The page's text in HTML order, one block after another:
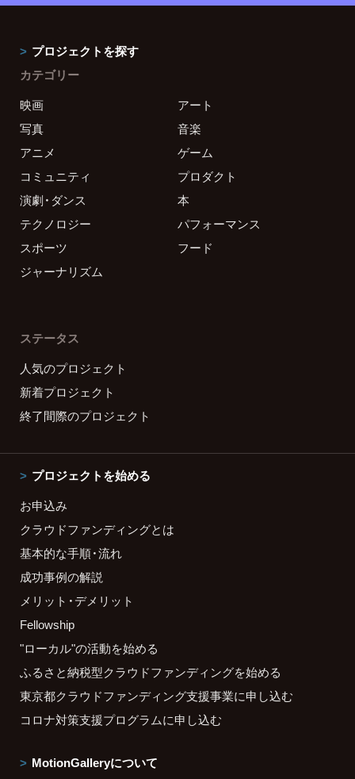
プロジェクトを探す
カテゴリー
映画
アート
写真
音楽
アニメ
ゲーム
コミュニティ
プロダクト
演劇・ダンス
本
テクノロジー
パフォーマンス
スポーツ
フード
ジャーナリズム
ステータス
人気のプロジェクト
新着プロジェクト
終了間際のプロジェクト
プロジェクトを始める
お申込み
クラウドファンディングとは
基本的な手順・流れ
成功事例の解説
メリット・デメリット
Fellowship
"ローカル"の活動を始める
ふるさと納税型クラウドファンディングを始める
東京都クラウドファンディング支援事業に申し込む
コロナ対策支援プログラムに申し込む
MotionGalleryについて